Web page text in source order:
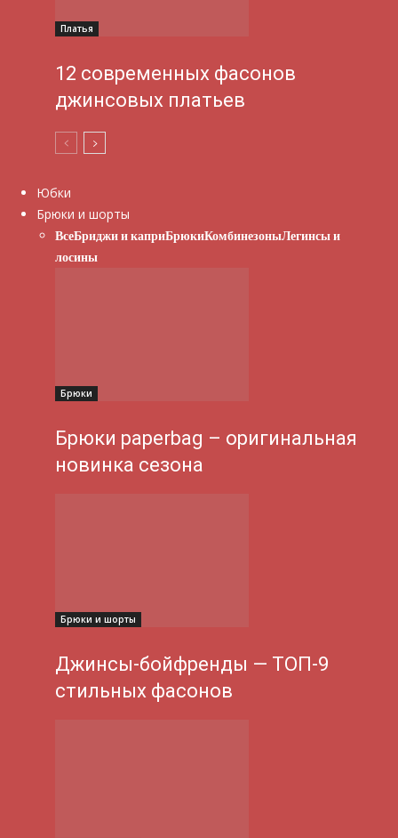
Платья
12 современных фасонов
джинсовых платьев
Юбки
Брюки и шорты
ВсеБриджи и каприБрюкиКомбинезоныЛегинсы и
лосины
Брюки
Брюки paperbag – оригинальная
новинка сезона
Брюки и шорты
Джинсы-бойфренды — ТОП-9
стильных фасонов